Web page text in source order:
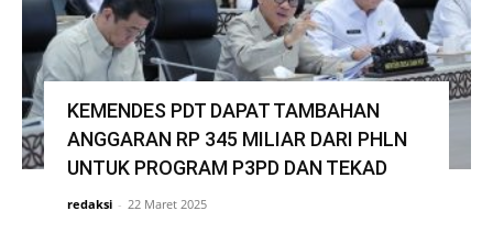
KEMENDES PDT DAPAT TAMBAHAN
ANGGARAN RP 345 MILIAR DARI PHLN
UNTUK PROGRAM P3PD DAN TEKAD
redaksi - 22 Maret 2025